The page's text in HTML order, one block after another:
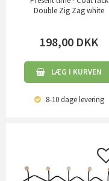
Double Zig Zag white
198,00 DKK
LÆG I KURVEN
8-10 dagelevering